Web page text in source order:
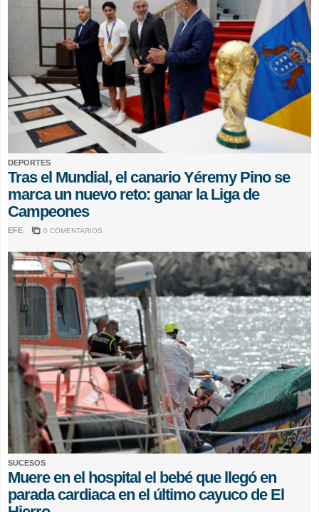
DEPORTES
Tras el Mundial, el canario Yéremy Pino se
marca un nuevo reto: ganar la Liga de
Campeones
EFE 0 COMENTARIOS
SUCESOS
Muere en el hospital el bebé que llegó en
parada cardiaca en el último cayuco de El